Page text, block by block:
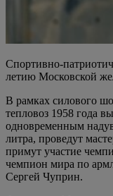
Спортивно-
летию Московской
В рамках силового
тепловоз 1958 года
одновременным
литра, проведут
примут участие
чемпион мира по
Сергей Чуприн.